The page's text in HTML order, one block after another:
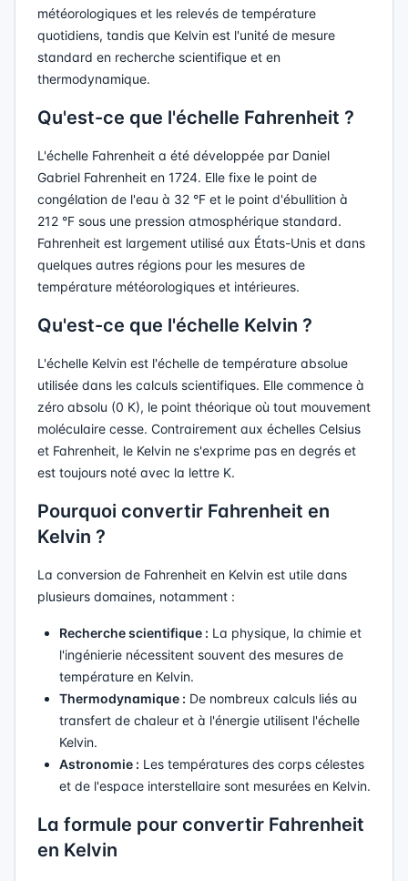
météorologiques et les relevés de température
quotidiens, tandis que Kelvin est l'unité de mesure
standard en recherche scientifique et en
thermodynamique.
Qu'est-ce que l'échelle Fahrenheit ?
L'échelle Fahrenheit a été développée par Daniel
Gabriel Fahrenheit en 1724. Elle fixe le point de
congélation de l'eau à 32 °F et le point d'ébullition à
212 °F sous une pression atmosphérique standard.
Fahrenheit est largement utilisé aux États-Unis et dans
quelques autres régions pour les mesures de
température météorologiques et intérieures.
Qu'est-ce que l'échelle Kelvin ?
L'échelle Kelvin est l'échelle de température absolue
utilisée dans les calculs scientifiques. Elle commence à
zéro absolu (0 K), le point théorique où tout mouvement
moléculaire cesse. Contrairement aux échelles Celsius
et Fahrenheit, le Kelvin ne s'exprime pas en degrés et
est toujours noté avec la lettre K.
Pourquoi convertir Fahrenheit en
Kelvin ?
La conversion de Fahrenheit en Kelvin est utile dans
plusieurs domaines, notamment :
Recherche scientifique : La physique, la chimie et
l'ingénierie nécessitent souvent des mesures de
température en Kelvin.
Thermodynamique : De nombreux calculs liés au
transfert de chaleur et à l'énergie utilisent l'échelle
Kelvin.
Astronomie : Les températures des corps célestes
et de l'espace interstellaire sont mesurées en Kelvin.
La formule pour convertir Fahrenheit
en Kelvin